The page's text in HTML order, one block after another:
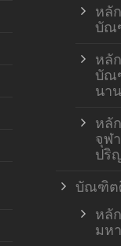
หลั
บัณ
หลั
บัณ
นา
หลั
จุฬ
ปริ
บัณฑิต
หลั
มห